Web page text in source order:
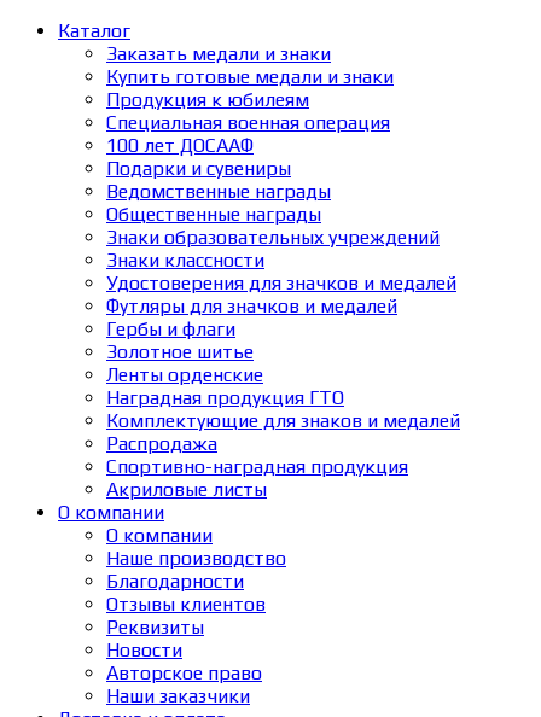
Каталог
Заказать медали и знаки
Купить готовые медали и знаки
Продукция к юбилеям
Специальная военная операция
100 лет ДОСААФ
Подарки и сувениры
Ведомственные награды
Общественные награды
Знаки образовательных учреждений
Знаки классности
Удостоверения для значков и медалей
Футляры для значков и медалей
Гербы и флаги
Золотное шитье
Ленты орденские
Наградная продукция ГТО
Комплектующие для знаков и медалей
Распродажа
Спортивно-наградная продукция
Акриловые листы
О компании
О компании
Наше производство
Благодарности
Отзывы клиентов
Реквизиты
Новости
Авторское право
Наши заказчики